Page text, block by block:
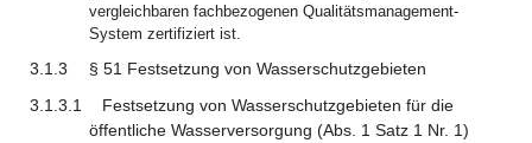
vergleichbaren fachbezogenen Qualitätsmanagement-
System zertifiziert ist.
3.1.3
§ 51 Festsetzung von Wasserschutzgebieten
3.1.3.1
Festsetzung von Wasserschutzgebieten für die
öffentliche Wasserversorgung (Abs. 1 Satz 1 Nr. 1)